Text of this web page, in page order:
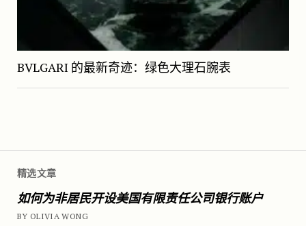
精选文章
如何为非居民开设美国有限责任公司银行账户
BY OLIVIA WONG
BVLGARI 的最新奇迹：绿色大理石腕表